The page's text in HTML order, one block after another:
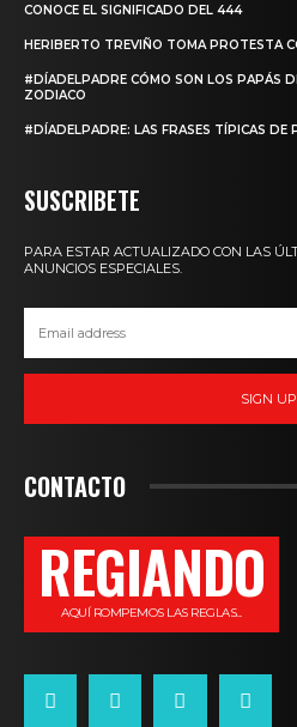
CONOCE EL SIGNIFICADO DEL 444
HERIBERTO TREVIÑO TOMA PROTESTA
#DÍADELPADRE CÓMO SON LOS PAPÁS
ZODIACO
#DÍADELPADRE: LAS FRASES TÍPICAS DE
SUSCRIBETE
PARA ESTAR ACTUALIZADO CON LAS
ANUNCIOS ESPECIALES.
SIGN UP
CONTACTO
REGIANDO
AQUÍ ROMPEMOS LAS REGLAS...